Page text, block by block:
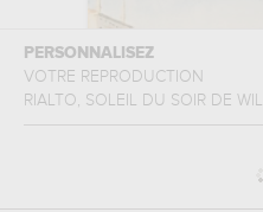
PERSONNALISEZ
VOTRE REPRODUCTION
RIALTO, SOLEIL DU SOIR DE